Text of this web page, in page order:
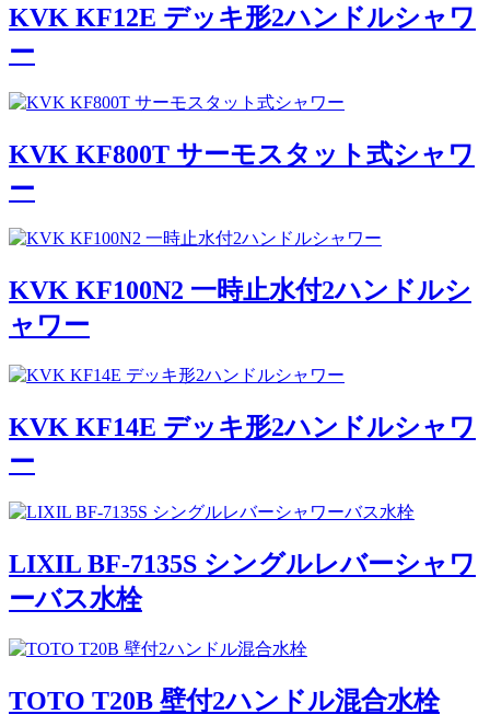
KVK KF12E デッキ形2ハンドルシャワ
ー
KVK KF800T サーモスタット式シャワ
ー
KVK KF100N2 一時止水付2ハンドルシ
ャワー
KVK KF14E デッキ形2ハンドルシャワ
ー
LIXIL BF-7135S シングルレバーシャワ
ーバス水栓
TOTO T20B 壁付2ハンドル混合水栓